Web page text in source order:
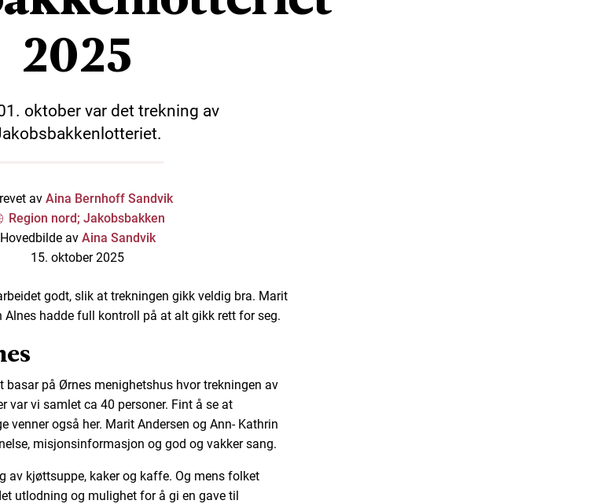
2025
oktober var det trekning av
av Aina Bernhoff Sandvik
Region nord; Jakobsbakken
Hovedbilde av Aina Sandvik
15. oktober 2025
godt, slik at trekningen gikk veldig bra. Marit
Alnes hadde full kontroll på at alt gikk rett for seg.
basar på Ørnes menighetshus hvor trekningen av
var vi samlet ca 40 personer. Fint å se at
venner også her. Marit Andersen og Ann- Kathrin
misjonsinformasjon og god og vakker sang.
av kjøttsuppe, kaker og kaffe. Og mens folket
utlodning og mulighet for å gi en gave til